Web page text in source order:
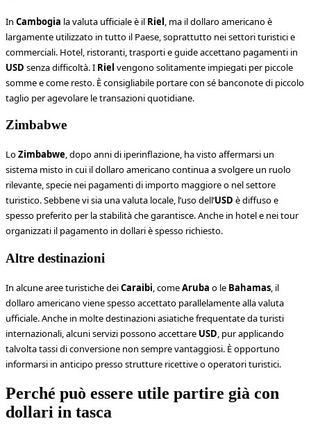
In Cambogia la valuta ufficiale è il Riel, ma il dollaro americano è
largamente utilizzato in tutto il Paese, soprattutto nei settori turistici e
commerciali. Hotel, ristoranti, trasporti e guide accettano pagamenti in
USD senza difficoltà. I Riel vengono solitamente impiegati per piccole
somme e come resto. È consigliabile portare con sé banconote di piccolo
taglio per agevolare le transazioni quotidiane.
Zimbabwe
LoZimbabwe, dopo anni di iperinflazione, ha visto affermarsi un
sistema misto in cui il dollaro americano continua a svolgere un ruolo
rilevante, specie nei pagamenti di importo maggiore o nel settore
turistico. Sebbene vi sia una valuta locale, l’uso dell’USD è diffuso e
spesso preferito per la stabilità che garantisce. Anche in hotel e nei tour
organizzati il pagamento in dollari è spesso richiesto.
Altre destinazioni
In alcune aree turistiche deiCaraibi , comeAruba o le Bahamas , il
dollaro americano viene spesso accettato parallelamente alla valuta
ufficiale. Anche in molte destinazioni asiatiche frequentate da turisti
internazionali, alcuni servizi possono accettare USD , pur applicando
talvolta tassi di conversione non sempre vantaggiosi. È opportuno
informarsi in anticipo presso strutture ricettive o operatori turistici.
Perché può essere utile partire già con
dollari in tasca